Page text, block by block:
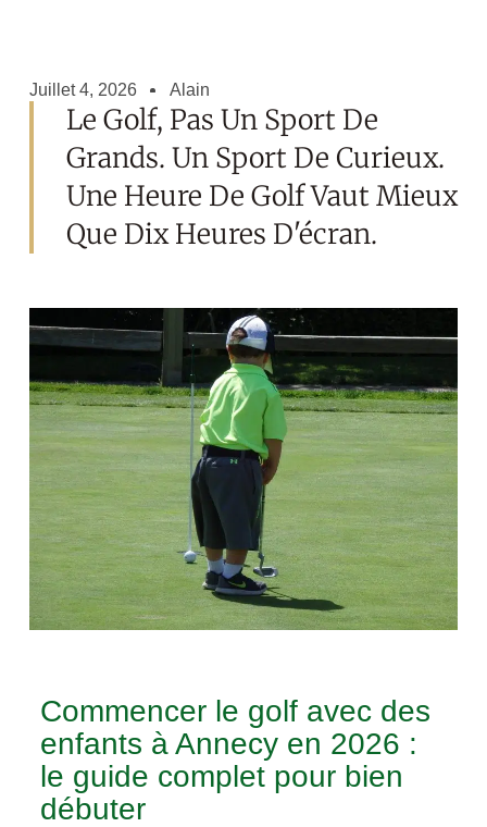
Juillet 4, 2026 Alain
Le Golf, Pas Un Sport De
Grands. Un Sport De Curieux.
Une Heure De Golf Vaut Mieux
Que Dix Heures D'écran.
Commencer le golf avec des
enfants à Annecy en 2026 :
le guide complet pour bien
débuter